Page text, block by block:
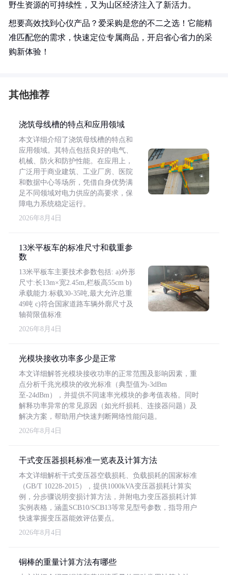
野生资源的可持续性，又为山区经济注入了新活力。
想要高效找到心仪产品？爱采购是您的不二之选！它能精
准匹配您的需求，快速定位专属商品，开启省心省力的采
购新体验！
其他推荐
浇筑母线槽的特点和应用领域
本文详细介绍了浇筑母线槽的特点和
应用领域。其特点包括良好的电气、
机械、防火和防护性能。在应用上，
广泛用于商业建筑、工业厂房、医院
和数据中心等场所，凭借自身优势满
足不同领域对电力供应的高要求，保
障电力系统稳定运行。
2026年8月4日
13米平板车的标准尺寸和载重参
数
13米平板车主要技术参数包括: a)外形
尺寸:长13m×宽2.45m,栏板高55cm b)
承载能力:标载30-35吨,最大允许总重
49吨 c)符合国家道路车辆外廓尺寸及
轴荷限值标准
2026年8月4日
光模块接收功率多少是正常
本文详细解答光模块接收功率的正常范围及影响因素，重
点分析千兆光模块的收光标准（典型值为-3dBm
至-24dBm），并提供不同速率光模块的参考值表格。同时
解释功率异常的常见原因（如光纤损耗、连接器问题）及
解决方案，帮助用户快速判断网络性能问题。
2026年8月4日
干式变压器损耗标准一览表及计算方法
本文详细解析干式变压器空载损耗、负载损耗的国家标准
（GB/T 10228-2015），提供1000kVA变压器损耗计算实
例，分步骤说明变损计算方法，并附电力变压器损耗计算
实例表格，涵盖SCB10/SCB13等常见型号参数，指导用户
快速掌握变压器能效评估要点。
2026年8月4日
铜棒的重量计算方法有哪些